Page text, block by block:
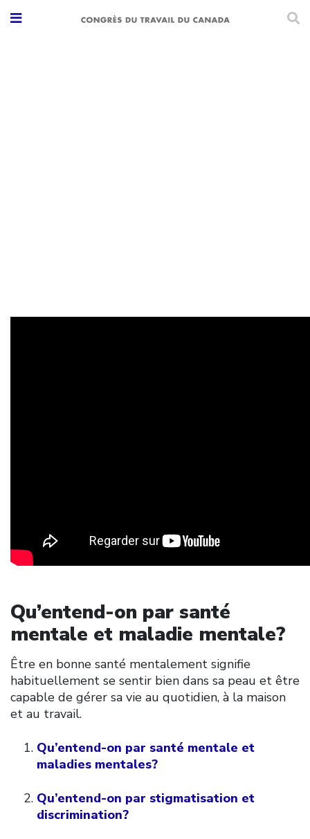
Qu’entend-on par santé
mentale et maladie mentale?
Être en bonne santé mentalement signifie
habituellement se sentir bien dans sa peau et être
capable de gérer sa vie au quotidien, à la maison
et au travail.
Qu’entend-on par santé mentale et
maladies mentales?
Qu’entend-on par stigmatisation et
discrimination?